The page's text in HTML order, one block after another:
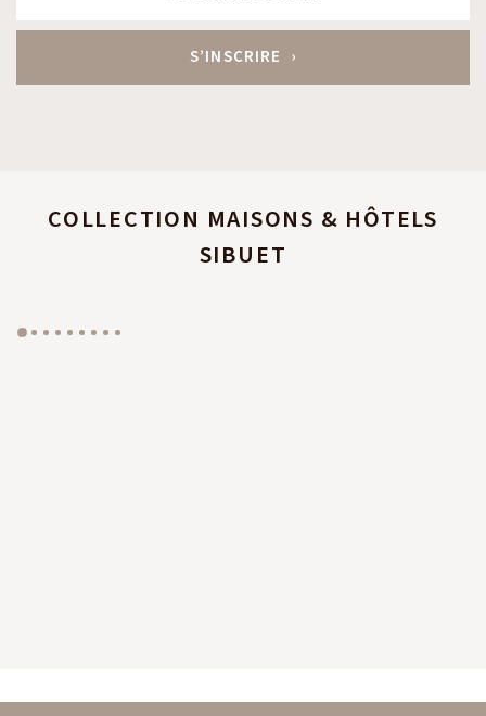
COLLECTION MAISONS & HÔTELS
SIBUET